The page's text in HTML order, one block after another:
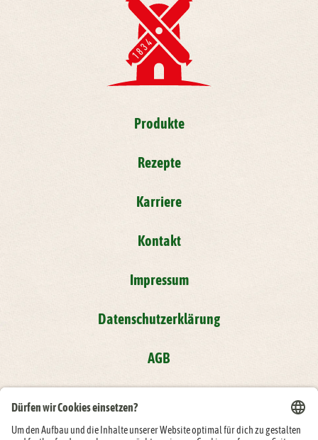
Produkte
Rezepte
Karriere
Kontakt
Impressum
Datenschutzerklärung
AGB